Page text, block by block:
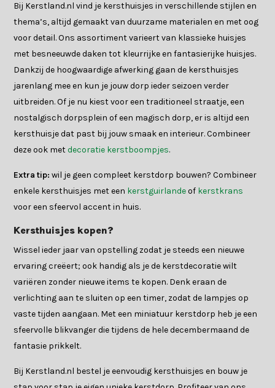
Bij Kerstland.nl vind je kersthuisjes in verschillende stijlen en
thema’s, altijd gemaakt van duurzame materialen en met oog
voor detail. Ons assortiment varieert van klassieke huisjes
met besneeuwde daken tot kleurrijke en fantasierijke huisjes.
Dankzij de hoogwaardige afwerking gaan de kersthuisjes
jarenlang mee en kun je jouw dorp ieder seizoen verder
uitbreiden. Of je nu kiest voor een traditioneel straatje, een
nostalgisch dorpsplein of een magisch dorp, er is altijd een
kersthuisje dat past bij jouw smaak en interieur. Combineer
deze ook metdecoratie kerstboompjes.
Extra tip: wil je geen compleet kerstdorp bouwen? Combineer
enkele kersthuisjes met een kerstguirlandeof kerstkrans
voor een sfeervol accent in huis.
Kersthuisjes kopen?
Wissel ieder jaar van opstelling zodat je steeds een nieuwe
ervaring creëert; ook handig als je de kerstdecoratie wilt
variëren zonder nieuwe items te kopen. Denk eraan de
verlichting aan te sluiten op een timer, zodat de lampjes op
vaste tijden aangaan. Met een miniatuur kerstdorp heb je een
sfeervolle blikvanger die tijdens de hele decembermaand de
fantasie prikkelt.
Bij Kerstland.nl bestel je eenvoudig kersthuisjes en bouw je